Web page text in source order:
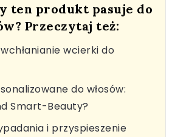
ten produkt pasuje do
Przeczytaj też:
wcierki do
do włosów:
Smart-Beauty?
i przyspieszenie